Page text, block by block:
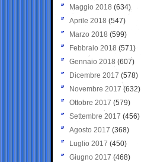
Maggio 2018 (634)
Aprile 2018 (547)
Marzo 2018 (599)
Febbraio 2018 (571)
Gennaio 2018 (607)
Dicembre 2017 (578)
Novembre 2017 (632)
Ottobre 2017 (579)
Settembre 2017 (456)
Agosto 2017 (368)
Luglio 2017 (450)
Giugno 2017 (468)